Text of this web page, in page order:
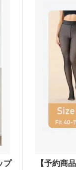
プ 【予約商